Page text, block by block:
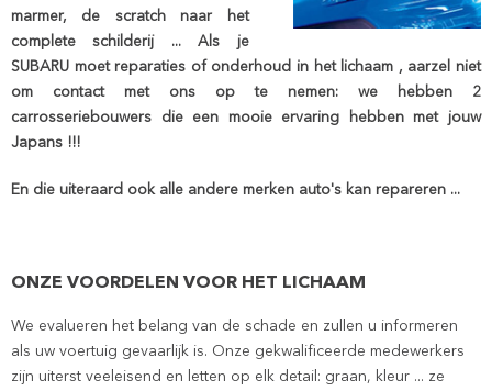
marmer, de scratch naar het
complete schilderij ... Als je
SUBARU moet reparaties of onderhoud in het lichaam , aarzel niet
om contact met ons op te nemen: we hebben 2
carrosseriebouwers die een mooie ervaring hebben met jouw
Japans !!!
En die uiteraard ook alle andere merken auto's kan repareren ...
ONZE VOORDELEN VOOR HET LICHAAM
We evalueren het belang van de schade en zullen u informeren
als uw voertuig gevaarlijk is. Onze gekwalificeerde medewerkers
zijn uiterst veeleisend en letten op elk detail: graan, kleur ... ze